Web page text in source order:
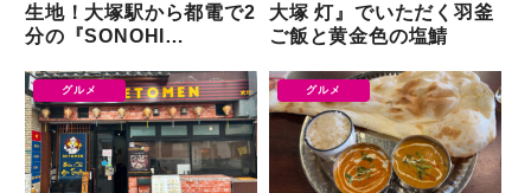
生地！大塚駅から都電で2
分の『SONOHI
大塚 灯』でいただく羽釜
ご飯と黄金色の塩鯖
グルメ グルメ